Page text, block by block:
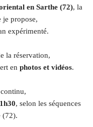
en Sarthe (72), la
je propose,
expérimenté.
la réservation,
en photos et vidéos.
, selon les séquences
(72).